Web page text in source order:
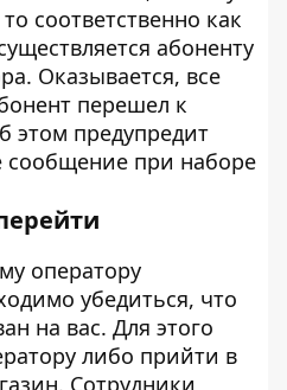
соответственно как
абоненту
Оказывается, все
перешел к
этом предупредит
сообщение при наборе
оператору
убедиться, что
на вас. Для этого
либо прийти в
Сотрудники